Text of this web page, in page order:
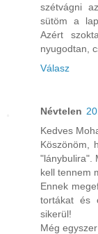
szétvágni
sütöm a
Azért
nyugodtan,
Válasz
Névtelen
Kedves
Köszönöm,
"lánybulira".
kell tennem
Ennek
tortákat és
sikerül!
Még